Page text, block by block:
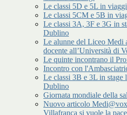
Le classi 5D e 5L in
Le classi 5CM e 5B in
Le classi 3A, 3F e 3G in
Dublino
Le alunne del Liceo Medi
docente all’Università di
Le quinte incontrano il
Incontro con
Le classi 3B e 3L in stage
Dublino
Giornata mondiale della
Nuovo articolo
Villafranca si vuole la pace